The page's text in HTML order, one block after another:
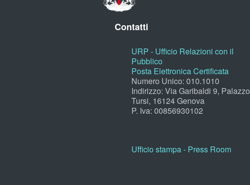
Contatti
URP - Ufficio Relazioni con il
Pubblico
Posta Elettronica Certificata
Numero Unico: 010.1010
Indirizzo: Via Garibaldi 9, Palazzo
Tursi, 16124 Genova
P. Iva: 00856930102
Ufficio stampa - Press Room